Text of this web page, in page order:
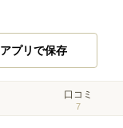
アプリで保存
口コミ
7